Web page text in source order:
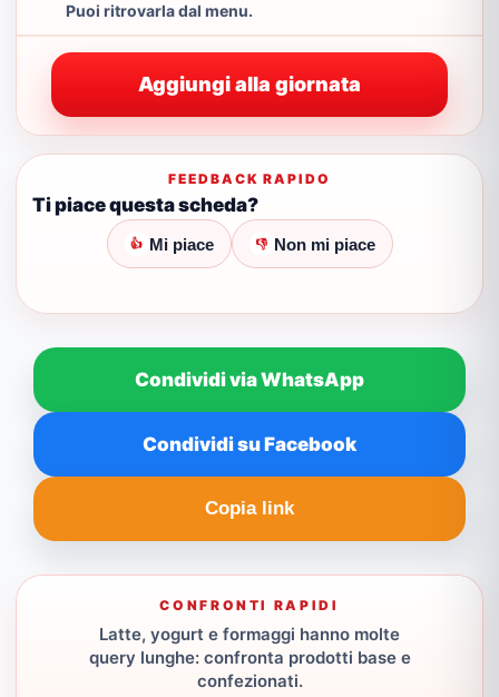
Puoi ritrovarla dal menu.
Aggiungi alla giornata
FEEDBACK RAPIDO
Ti piace questa scheda?
👍 Mi piace 👎 Non mi piace
Condividi via WhatsApp
Condividi su Facebook
Copia link
CONFRONTI RAPIDI
Latte, yogurt e formaggi hanno molte
query lunghe: confronta prodotti base e
confezionati.